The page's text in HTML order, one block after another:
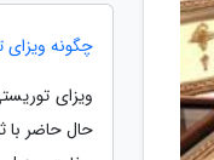
چگونه ویزای
ویزای
حال حاضر با